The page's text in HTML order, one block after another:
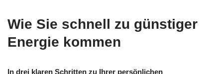
Wie Sie schnell zu günstiger
Energie kommen
In drei klaren Schritten zu Ihrer persönlichen